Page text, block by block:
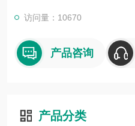
访问量：10670
产品咨询
产品分类